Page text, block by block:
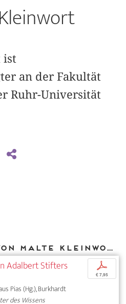
ist
an der Fakultät
Ruhr-Universität
Weitere Texte von Malte Kleinwort bei DIAPHANES
Adalbert Stifters
Pias (Hg.), Burkhardt
des Wissens
p
€ 7,95